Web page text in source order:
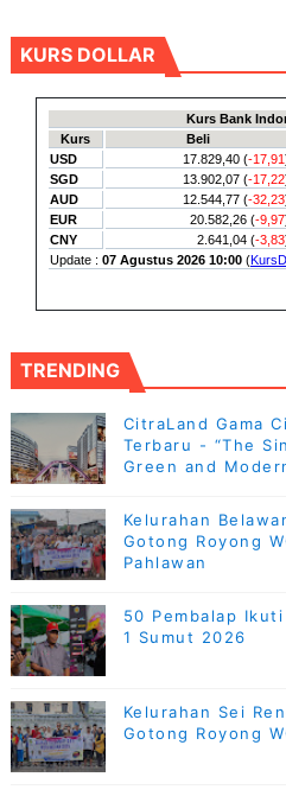
KURS DOLLAR
TRENDING
CitraLand Gama
Terbaru - “The
Green and
Kelurahan
Gotong Royong
Pahlawan
50 Pembalap
1 Sumut 2026
Kelurahan Sei
Gotong Royong